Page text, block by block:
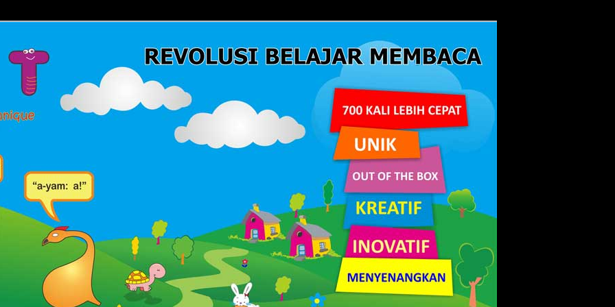
FAST
| Hub: 08233 100 4433